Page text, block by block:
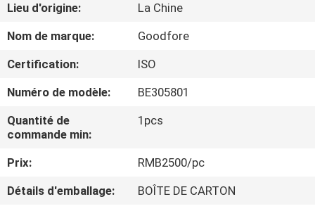
À
DE
NOUS
VISITE
DE
L'USINE
Lieu d'origine:
La Chine
Nom de marque:
Goodfore
Certification:
ISO
Numéro de modèle:
BE305801
Quantité de
commande min:
1pcs
Prix:
RMB2500/pc
Détails d'emballage:
BOÎTE DE CARTON